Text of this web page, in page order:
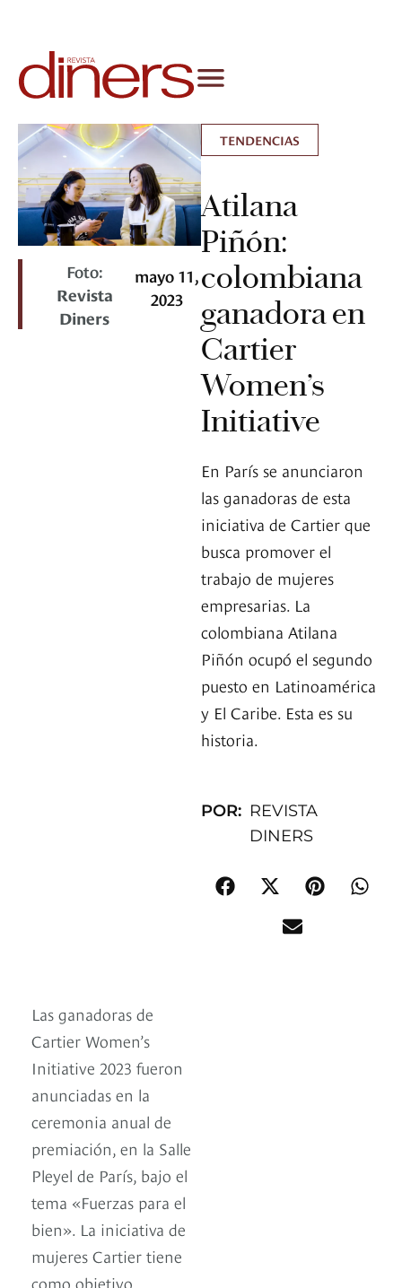
Foto:
Revista
Diners
mayo 11,
2023
TENDENCIAS
Atilana
Piñón:
colombiana
ganadora en
Cartier
Women’s
Initiative
En París se anunciaron
las ganadoras de esta
iniciativa de Cartier que
busca promover el
trabajo de mujeres
empresarias. La
colombiana Atilana
Piñón ocupó el segundo
puesto en Latinoamérica
y El Caribe. Esta es su
historia.
POR: REVISTA
DINERS
Las ganadoras de
Cartier Women’s
Initiative 2023 fueron
anunciadas en la
ceremonia anual de
premiación, en la Salle
Pleyel de París, bajo el
tema «Fuerzas para el
bien». La iniciativa de
mujeres Cartier tiene
como objetivo